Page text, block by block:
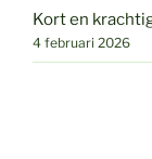
Kort en
4 februari 2026